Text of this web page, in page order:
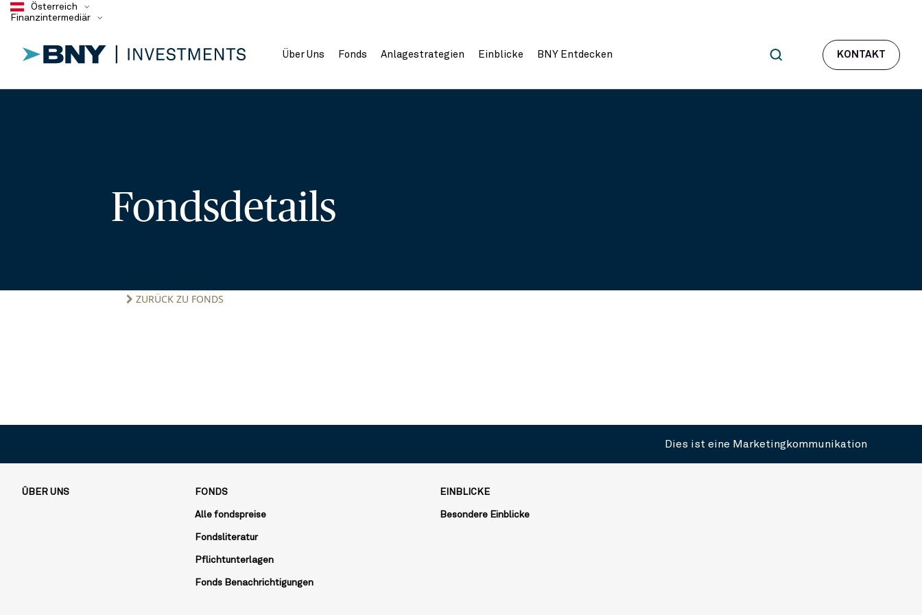
Österreich
Finanzintermediär
Über Uns Fonds Anlagestrategien Einblicke BNY Entdecken KONTAKT
Fondsdetails
ZURÜCK ZU FONDS
Dies ist eine Marketingkommunikation
ÜBER UNS FONDS
Alle fondspreise
Fondsliteratur
Pflichtunterlagen
Fonds Benachrichtigungen
EINBLICKE
Besondere Einblicke